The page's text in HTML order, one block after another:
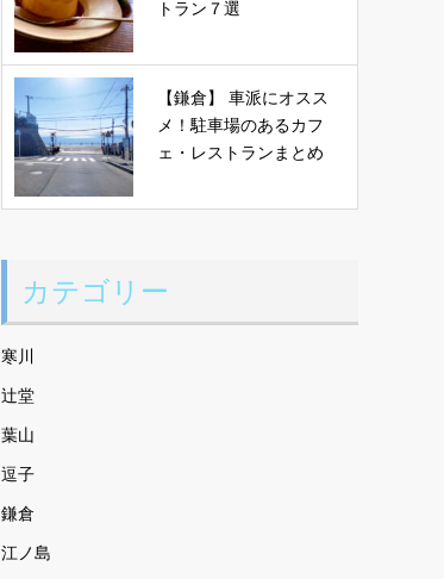
トラン７選
【鎌倉】 車派にオスス
メ！駐車場のあるカフ
ェ・レストランまとめ
カテゴリー
寒川
辻堂
葉山
逗子
鎌倉
江ノ島